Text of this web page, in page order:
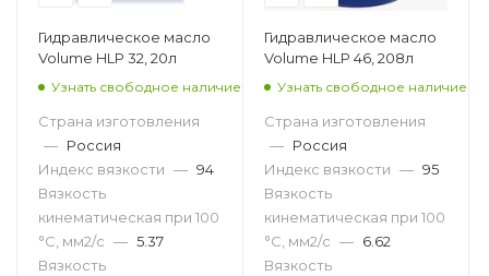
Гидравлическое масло
Volume HLP 32, 20л
Узнать свободное наличие
Страна изготовления
— Россия
Индекс вязкости — 94
Вязкость
кинематическая при 100
°С, мм2/с — 5.37
Вязкость
Гидравлическое масло
Volume HLP 46, 208л
Узнать свободное наличие
Страна изготовления
— Россия
Индекс вязкости — 95
Вязкость
кинематическая при 100
°С, мм2/с — 6.62
Вязкость